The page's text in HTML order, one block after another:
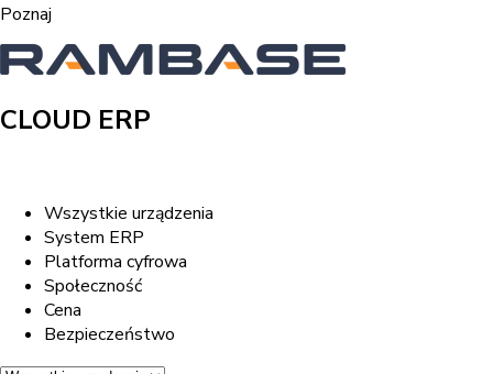
Poznaj
CLOUD ERP
Wszystkie urządzenia
System ERP
Platforma cyfrowa
Społeczność
Cena
Bezpieczeństwo